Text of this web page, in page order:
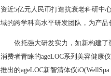
资近5亿元人民币打造抗衰老科研中
域的跨学科高水平研发团队，为产品
依托强大研发实力，如新构建
消费者青睐的ageLOC系列美容健康
推出的ageLOC新智清体仪